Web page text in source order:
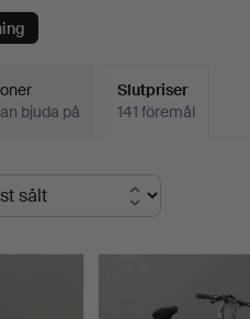
bjuda på
Slutpriser
141 föremål